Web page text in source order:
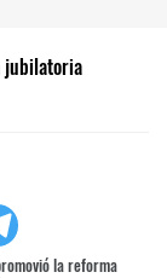
jubilatoria
la reforma